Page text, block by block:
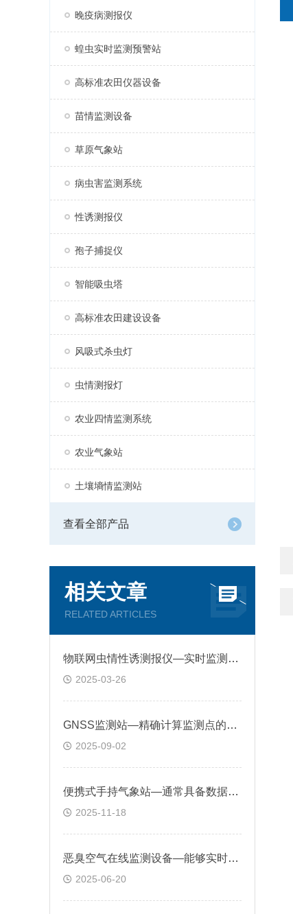
晚疫病测报仪
蝗虫实时监测预警站
高标准农田仪器设备
苗情监测设备
草原气象站
病虫害监测系统
性诱测报仪
孢子捕捉仪
智能吸虫塔
高标准农田建设设备
风吸式杀虫灯
虫情测报灯
农业四情监测系统
农业气象站
土壤墒情监测站
查看全部产品
相关文章
RELATED ARTICLES
物联网虫情性诱测报仪—实时监测农田或特定区域内的害虫情况
2025-03-26
GNSS监测站—精确计算监测点的三维坐标，实时捕捉毫米级位移变化
2025-09-02
便携式手持气象站—通常具备数据存储功能，方便用户回顾历史记录
2025-11-18
恶臭空气在线监测设备—能够实时采集和分析臭味气体浓度，发现异常排放事件
2025-06-20